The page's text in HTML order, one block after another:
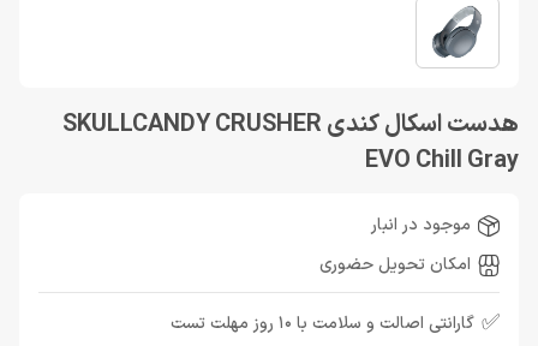
هدست اسکال کندی SKULLCANDY CRUSHER
EVO Chill Gray
موجود در انبار
امکان تحویل حضوری
✅ گارانتی اصالت و سلامت با 10 روز مهلت تست